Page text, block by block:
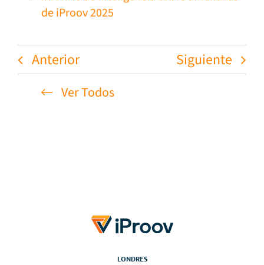
de iProov 2025
Anterior Siguiente
Ver Todos
LONDRES